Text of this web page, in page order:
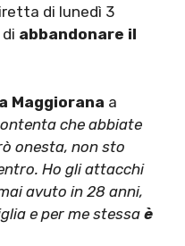
di lunedì 3
abbandonare il
Maggiorana a
che abbiate
onesta, non sto
Ho gli attacchi
avuto in 28 anni,
e per me stessa è